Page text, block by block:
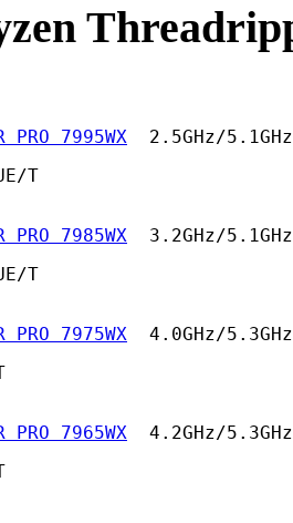
PRO 7995WX
2.5GHz/
T
PRO 7985WX
3.2GHz/
T
PRO 7975WX
4.0GHz/
PRO 7965WX
4.2GHz/